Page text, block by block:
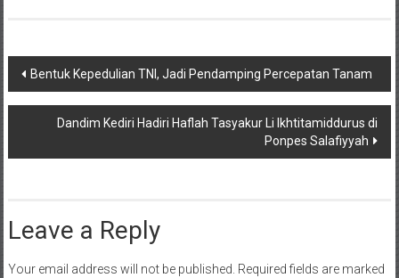
Post
navigation
Bentuk Kepedulian TNI, Jadi Pendamping Percepatan Tanam
Dandim Kediri Hadiri Haflah Tasyakur Li Ikhtitamiddurus di
Ponpes Salafiyyah
Leave a Reply
Your email address will not be published. Required fields are marked